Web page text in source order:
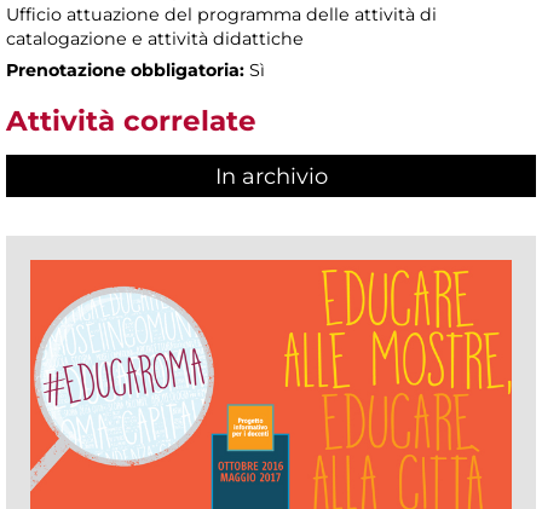
Ufficio attuazione del programma delle attività di
catalogazione e attività didattiche
Prenotazione obbligatoria: Sì
Attività correlate
In archivio